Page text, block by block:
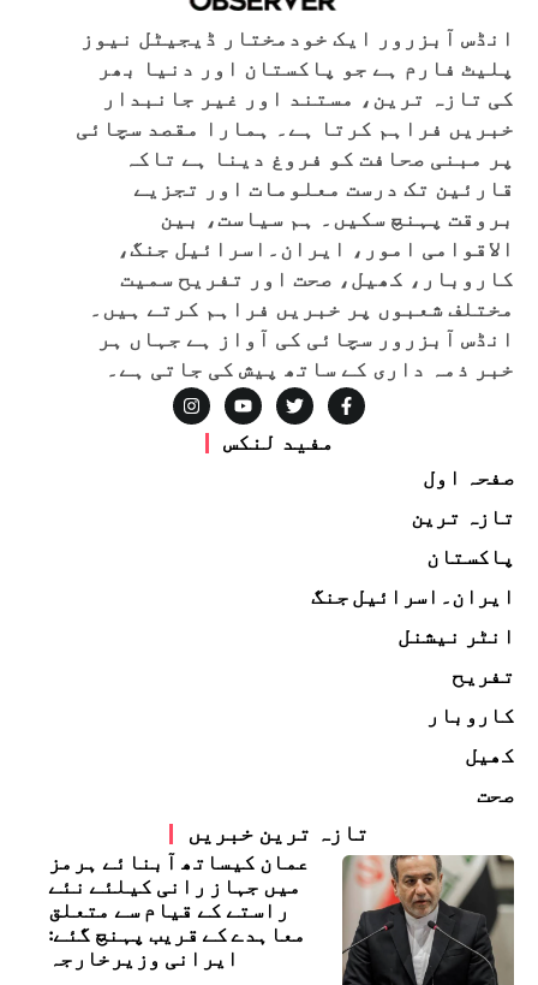
انڈس آبزرور ایک خودمختار ڈیجیٹل نیوز
پلیٹ فارم ہے جو پاکستان اور دنیا بھر
کی تازہ ترین، مستند اور غیر جانبدار
خبریں فراہم کرتا ہے۔ ہمارا مقصد سچائی
پر مبنی صحافت کو فروغ دینا ہے تاکہ
قارئین تک درست معلومات اور تجزیے
بروقت پہنچ سکیں۔ ہم سیاست، بین
الاقوامی امور، ایران۔اسرائیل جنگ،
کاروبار، کھیل، صحت اور تفریح سمیت
مختلف شعبوں پر خبریں فراہم کرتے ہیں۔
انڈس آبزرور سچائی کی آواز ہے جہاں ہر
خبر ذمہ داری کے ساتھ پیش کی جاتی ہے۔
مفید لنکس
صفحہ اول
تازہ ترین
پاکستان
ایران۔اسرائیل جنگ
انٹر نیشنل
تفریح
کاروبار
کھیل
صحت
تازہ ترین خبریں
عمان کیساتھ آبنائے ہرمز
میں جہاز رانی کیلئے نئے
راستے کے قیام سے متعلق
معاہدے کے قریب پہنچ گئے:
ایرانی وزیرخارجہ